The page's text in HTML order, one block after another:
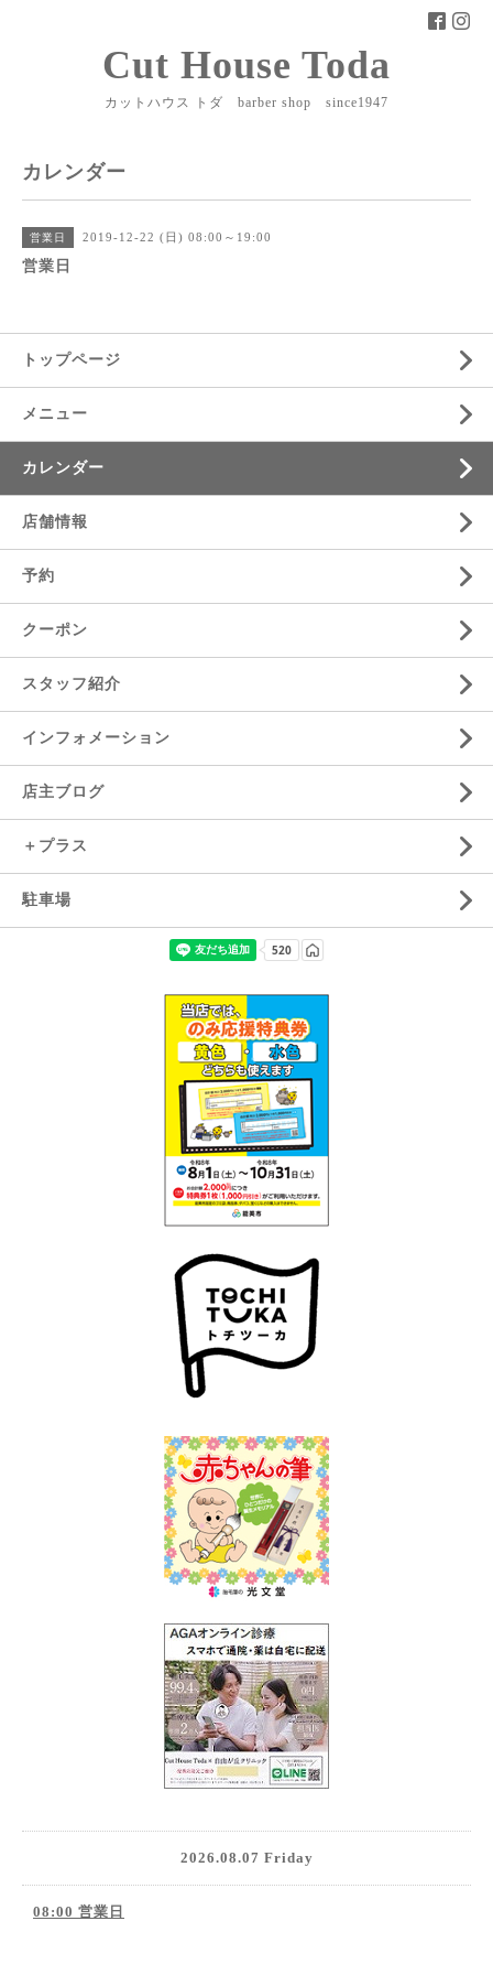
Cut House Toda
カットハウス トダ barber shop since1947
カレンダー
営業日 2019-12-22 (日) 08:00～19:00
営業日
トップページ
メニュー
カレンダー
店舗情報
予約
クーポン
スタッフ紹介
インフォメーション
店主ブログ
＋プラス
駐車場
2026.08.07 Friday
08:00 営業日